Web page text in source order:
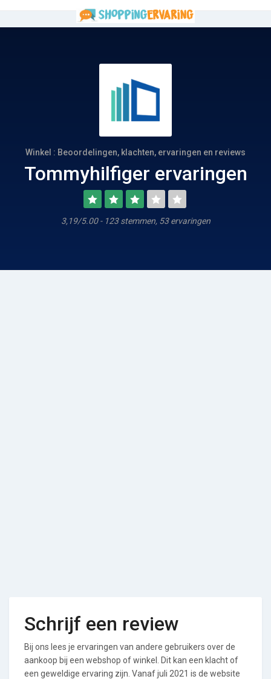
Winkel : Beoordelingen, klachten, ervaringen en reviews
Tommyhilfiger ervaringen
3,19/5.00 - 123 stemmen, 53 ervaringen
Schrijf een review
Bij ons lees je ervaringen van andere gebruikers over de
aankoop bij een webshop of winkel. Dit kan een klacht of
een geweldige ervaring zijn. Vanaf juli 2021 is de website